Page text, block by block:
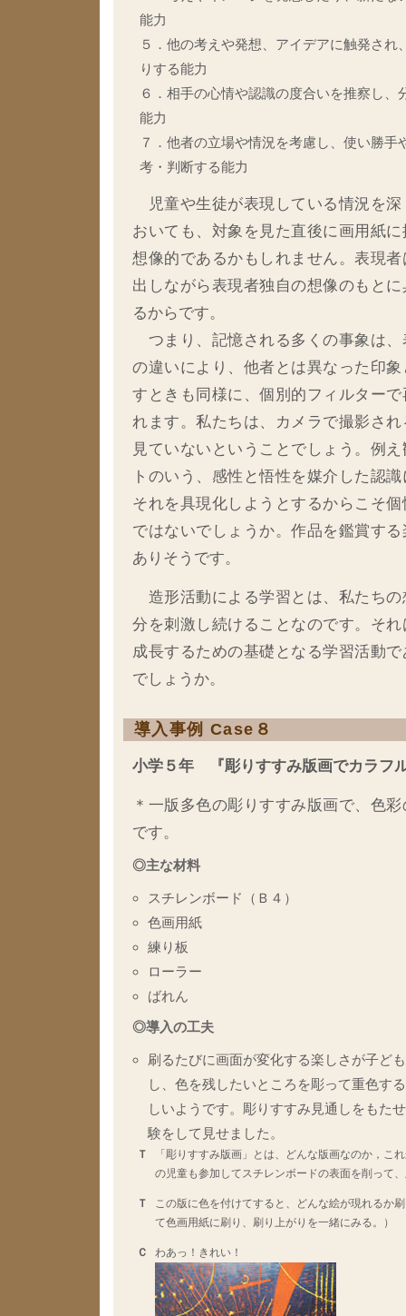
能力
５．他の考えや発想、アイデアに触発され
りする能力
６．相手の心情や認識の度合いを推察し、
能力
７．他者の立場や情況を考慮し、使い勝手
考・判断する能力
児童や生徒が表現している情況を深
おいても、対象を見た直後に画用紙
想像的であるかもしれません。表現
出しながら表現者独自の想像のもと
るからです。
つまり、記憶される多くの事象は、
の違いにより、他者とは異なった印
すときも同様に、個別的フィルター
れます。私たちは、カメラで撮影さ
見ていないということでしょう。例
トのいう、感性と悟性を媒介した認
それを具現化しようとするからこそ
ではないでしょうか。作品を鑑賞す
ありそうです。
造形活動による学習とは、私たちの
分を刺激し続けることなのです。そ
成長するための基礎となる学習活動
でしょうか。
導入事例 Case８
小学５年 『彫りすすみ版画でカラフ
＊一版多色の彫りすすみ版画で、色
です。
◎主な材料
スチレンボード（Ｂ４）
色画用紙
練り板
ローラー
ばれん
◎導入の工夫
刷るたびに画面が変化する楽しさが子ど
し、色を残したいところを彫って重色す
しいようです。彫りすすみ見通しをもた
験をして見せました。
Ｔ
「彫りすすみ版画」とは、どんな版画なのか，こ
の児童も参加してスチレンボードの表面を削って
Ｔ
この版に色を付けてすると、どんな絵が現れるか
て色画用紙に刷り、刷り上がりを一緒にみる。）
Ｃ わあっ！きれい！